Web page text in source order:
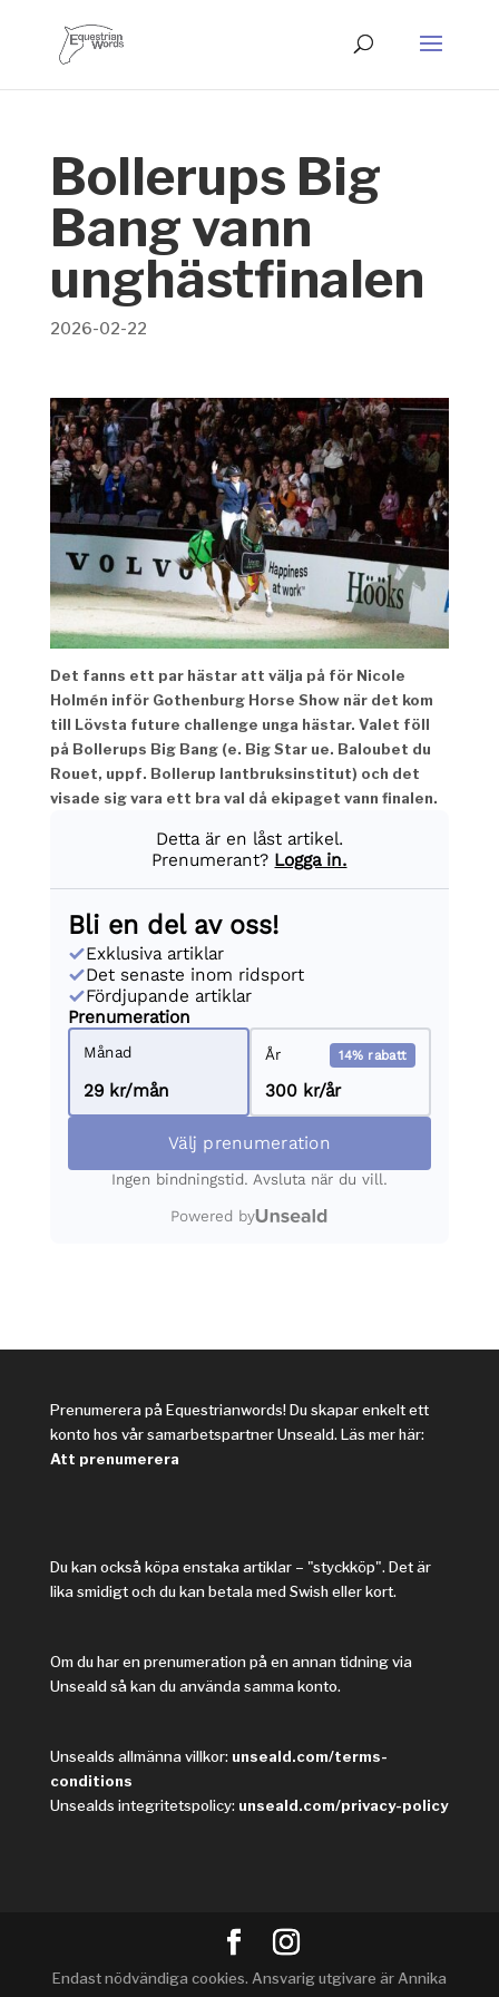
Bollerups Big
Bang vann
unghästfinalen
2026-02-22
Det fanns ett par hästar att välja på för Nicole
Holmén inför Gothenburg Horse Show när det kom
till Lövsta future challenge unga hästar. Valet föll
på Bollerups Big Bang (e. Big Star ue. Baloubet du
Rouet, uppf. Bollerup lantbruksinstitut) och det
visade sig vara ett bra val då ekipaget vann finalen.
Prenumerera på Equestrianwords! Du skapar enkelt ett
konto hos vår samarbetspartner Unseald. Läs mer här:
Att prenumerera
Du kan också köpa enstaka artiklar – "styckköp". Det är
lika smidigt och du kan betala med Swish eller kort.
Om du har en prenumeration på en annan tidning via
Unseald så kan du använda samma konto.
Unsealds allmänna villkor: unseald.com/terms-
conditions
Unsealds integritetspolicy: unseald.com/privacy-policy
Endast nödvändiga cookies. Ansvarig utgivare är Annika